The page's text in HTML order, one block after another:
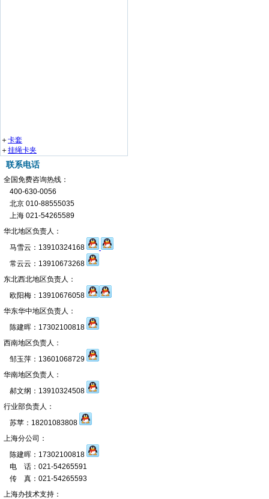
＋卡套
＋挂绳卡夹
联系电话
全国免费咨询热线：
400-630-0056
北京 010-88555035
上海 021-54265589
华北地区负责人：
马雪云：13910324168
常云云：13910673268
东北西北地区负责人：
欧阳梅：13910676058
华东华中地区负责人：
陈建晖：17302100818
西南地区负责人：
邹玉萍：13601068729
华南地区负责人：
郝文纲：13910324508
行业部负责人：
苏苹：18201083808
上海分公司：
陈建晖：17302100818
电 话：021-54265591
传 真：021-54265593
上海办技术支持：